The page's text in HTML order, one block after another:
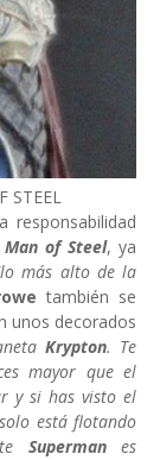
STEEL
responsabilidad
Man of Steel, ya
más alto de la
también se
unos decorados
Krypton. Te
mayor que el
y si has visto el
solo está flotando
Supermanes